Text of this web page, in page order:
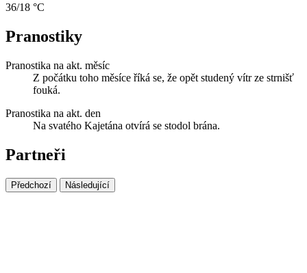
36/18 °C
Pranostiky
Pranostika na akt. měsíc
Z počátku toho měsíce říká se, že opět studený vítr ze strnišť
fouká.
Pranostika na akt. den
Na svatého Kajetána otvírá se stodol brána.
Partneři
Předchozí Následující